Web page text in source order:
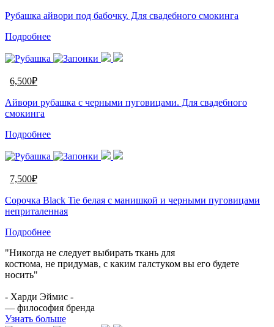
Рубашка айвори под бабочку. Для свадебного смокинга
Подробнее
6,500₽
Айвори рубашка с черными пуговицами. Для свадебного
смокинга
Подробнее
7,500₽
Сорочка Black Tie белая с манишкой и черными пуговицами
неприталенная
Подробнее
"Никогда не следует выбирать ткань для
костюма, не придумав, с каким галстуком вы его будете
носить"
- Харди Эймис -
— философия бренда
Узнать больше